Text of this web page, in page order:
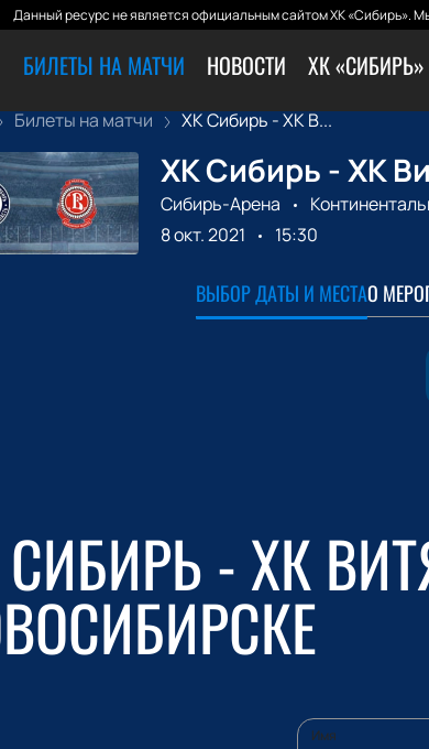
Данный ресурс не является официальным сайтом ХК «Сибирь».
БИЛЕТЫ НА МАТЧИ НОВОСТИ ХК «СИБИРЬ»
Билеты на матчи ХК Сибирь - ХК В...
ХК Сибирь - ХК
Сибирь-Арена
8 окт. 2021
15:30
ВЫБОР ДАТЫ И МЕСТАО
- ХК
Имя